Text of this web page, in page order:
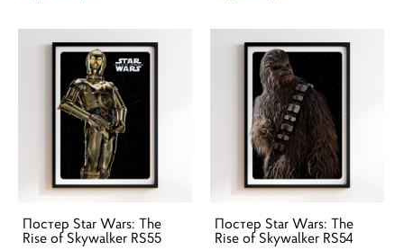
Постер Star Wars: The
Rise of Skywalker RS55
Постер Star Wars: The
Rise of Skywalker RS54